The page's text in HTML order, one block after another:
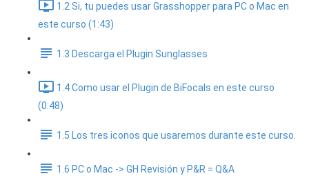
1.2 Si, tu puedes usar Grasshopper para PC o Mac en
este curso (1:43)
1.3 Descarga el Plugin Sunglasses
1.4 Como usar el Plugin de BiFocals en este curso
(0:48)
1.5 Los tres iconos que usaremos durante este curso.
1.6 PC o Mac -> GH Revisión y P&R = Q&A